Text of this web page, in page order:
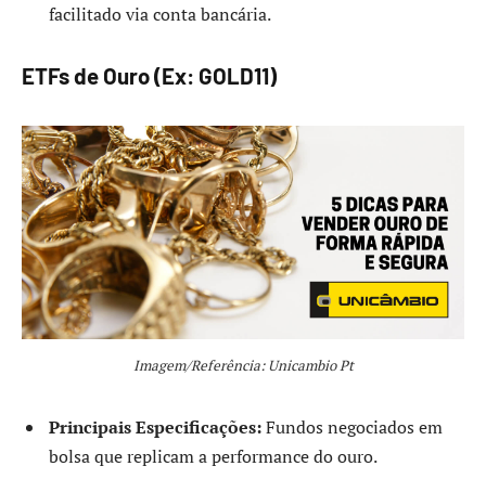
facilitado via conta bancária.
ETFs de Ouro (Ex: GOLD11)
Imagem/Referência: Unicambio Pt
Principais Especificações:Fundos negociados em
bolsa que replicam a performance do ouro.